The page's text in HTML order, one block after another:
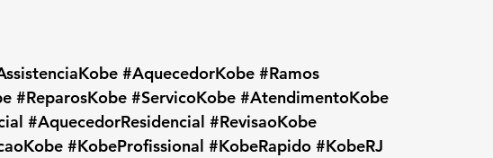
#AquecedorKobe #Ramos
#ReparosKobe #ServicoKobe #AtendimentoKobe
#AquecedorResidencial #RevisaoKobe
#KobeProfissional #KobeRapido #KobeRJ